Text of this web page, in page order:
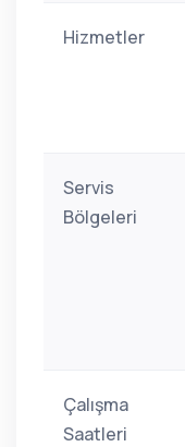
Hizmetler
Servis
Bölgeleri
Çalışma
Saatleri